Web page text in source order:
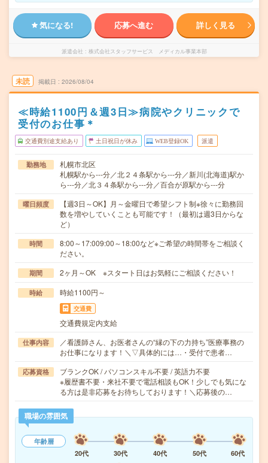
気になる! 応募へ進む 詳しく見る
派遣会社 株式会社スタッフサービス メディカル事業本部
未読 掲載日 2026/08/04
≪時給1100円＆週3日≫病院やクリニックで
受付のお仕事＊
交通費別途支給あり 土日祝日が休み WEB登録OK 派遣
勤務地
札幌市北区
札幌駅から---分／北２４条駅から---分／新川(北海道)駅か
ら---分／北３４条駅から---分／百合が原駅から---分
曜日頻度
【週3日～OK】月～金曜日で希望シフト制※徐々に勤務回
数を増やしていくことも可能です！（最初は週3日からな
ど）
時間
8:00～17:009:00～18:00など※ご希望の時間帯をご相談く
ださい。
期間 2ヶ月～OK ※スタート日はお気軽にご相談ください！
時給 時給1100円～
交通費
交通費規定内支給
仕事内容
／看護師さん、お医者さんの“縁の下の力持ち”医療事務の
お仕事になります！＼▽具体的には…・受付で患者…
応募資格
ブランクOK / パソコンスキル不要 / 英語力不要
※履歴書不要・来社不要で電話相談もOK！少しでも気にな
る方は是非応募をお待ちしております！＼応募後の…
職場の雰囲気
年齢層
20代
30代 40代 50代
60代